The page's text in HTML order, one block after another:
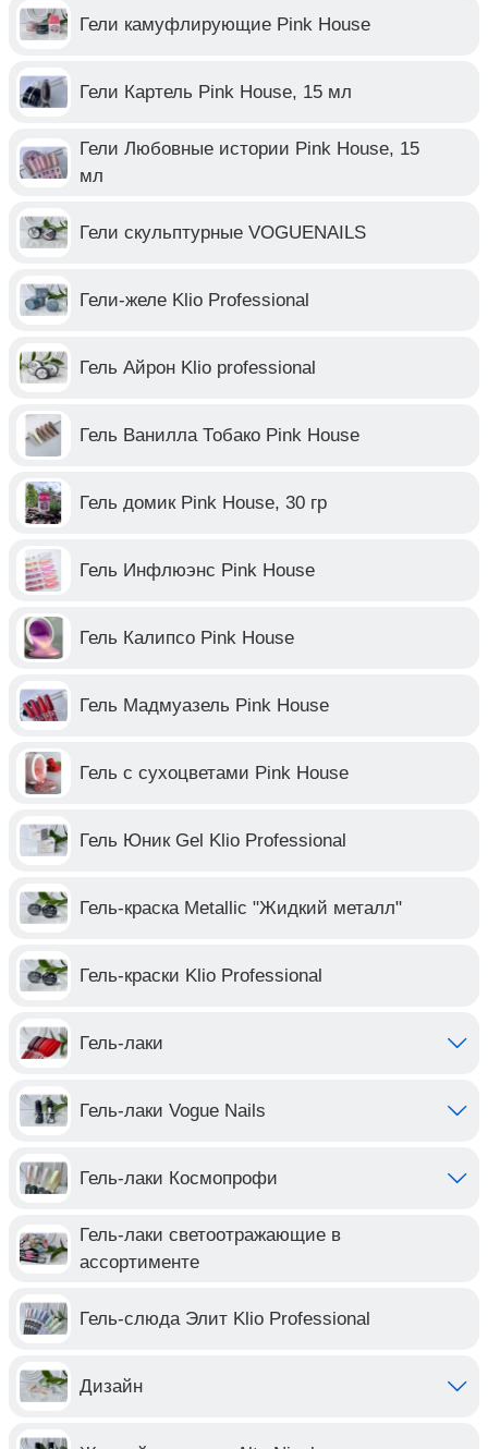
Гели камуфлирующие Pink House
Гели Картель Pink House, 15 мл
Гели Любовные истории Pink House, 15
мл
Гели скульптурные VOGUENAILS
Гели-желе Klio Professional
Гель Айрон Klio professional
Гель Ванилла Тобако Pink House
Гель домик Pink House, 30 гр
Гель Инфлюэнс Pink House
Гель Калипсо Pink House
Гель Мадмуазель Pink House
Гель с сухоцветами Pink House
Гель Юник Gel Klio Professional
Гель-краска Metallic "Жидкий металл"
Гель-краски Klio Professional
Гель-лаки
Гель-лаки Vogue Nails
Гель-лаки Космопрофи
Гель-лаки светоотражающие в
ассортименте
Гель-слюда Элит Klio Professional
Дизайн